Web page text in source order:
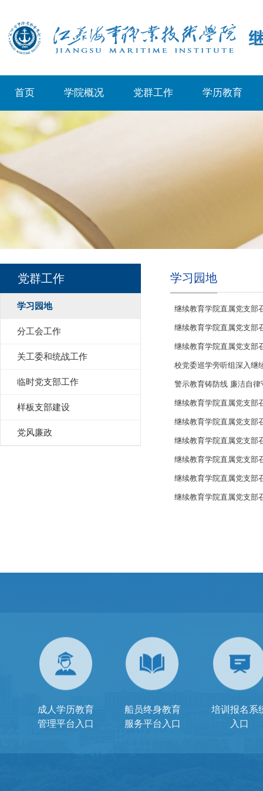
首页 学院概况 党群工作 学历教育
党群工作
学习园地
分工会工作
关工委和统战工作
临时党支部工作
样板支部建设
党风廉政
学习园地
继续教育学院直属党支部
继续教育学院直属党支部
继续教育学院直属党支部
校党委巡学旁听组深入继
警示教育铸防线 廉洁自
继续教育学院直属党支部
继续教育学院直属党支部
继续教育学院直属党支部
继续教育学院直属党支部
继续教育学院直属党支部
继续教育学院直属党支部
成人学历教育
管理平台入口
船员终身教育
服务平台入口
培训报名系
入口